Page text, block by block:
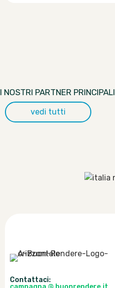
I NOSTRI PARTNER PRINCIPALI
vedi tutti
Contattaci: